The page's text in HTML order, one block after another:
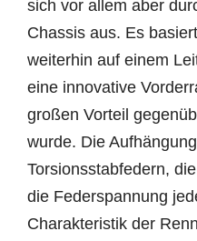
sich vor allem aber
Chassis aus. Es
weiterhin auf einem
eine innovative
großen Vorteil
wurde. Die
Torsionsstabfedern,
die Federspannung
Charakteristik der